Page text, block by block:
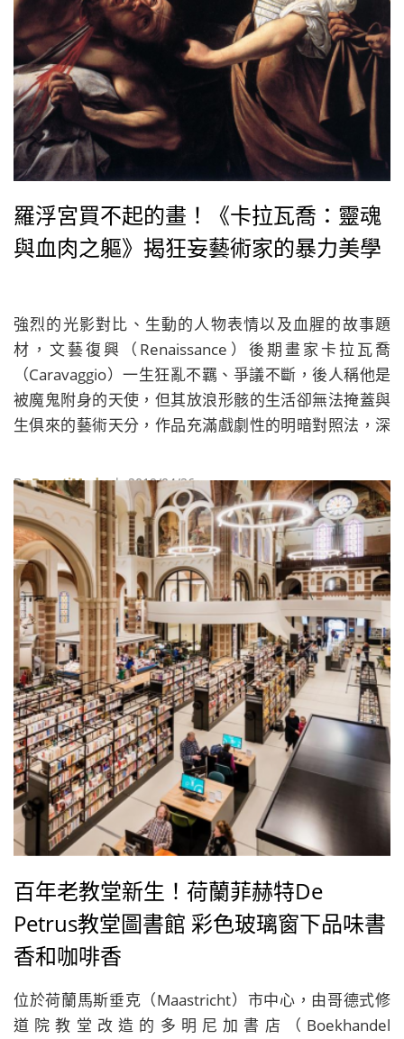
羅浮宮買不起的畫！《卡拉瓦喬：靈魂
與血肉之軀》揭狂妄藝術家的暴力美學
強烈的光影對比、生動的人物表情以及血腥的故事題
材，文藝復興（Renaissance）後期畫家卡拉瓦喬
（Caravaggio）一生狂亂不羈、爭議不斷，後人稱他是
被魔鬼附身的天使，但其放浪形骸的生活卻無法掩蓋與
生俱來的藝術天分，作品充滿戲劇性的明暗對照法，深
ByBeautiMode| 2019/04/26
百年老教堂新生！荷蘭菲赫特De
Petrus教堂圖書館 彩色玻璃窗下品味書
香和咖啡香
位於荷蘭馬斯垂克（Maastricht）市中心，由哥德式修
道院教堂改造的多明尼加書店（Boekhandel